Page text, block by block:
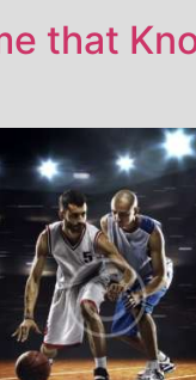
that